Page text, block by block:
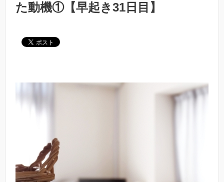
た動機①【早起き31日目】